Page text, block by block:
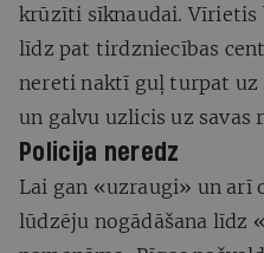
krūzīti sīknaudai. Vīrietis
līdz pat tirdzniecības
nereti naktī guļ turpat
un galvu uzlicis uz savas
Policija neredz
Lai gan «uzraugi» un arī
lūdzēju nogādāšana līdz